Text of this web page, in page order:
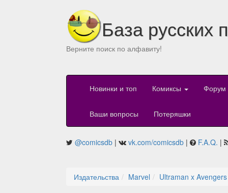
База русских
Верните поиск по алфавиту!
Новинки и топ Комиксы Форум
Ваши вопросы Потеряшки
@comicsdb | vk.com/comicsdb | F.A.Q. |
Издательства Marvel Ultraman x